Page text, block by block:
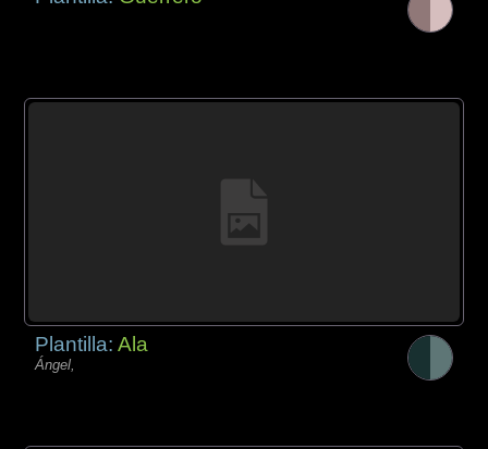
Plantilla:Ala
Ángel,